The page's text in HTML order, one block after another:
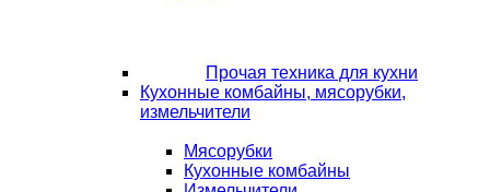
Прочая техника для кухни
Кухонные комбайны, мясорубки,
измельчители
Мясорубки
Кухонные комбайны